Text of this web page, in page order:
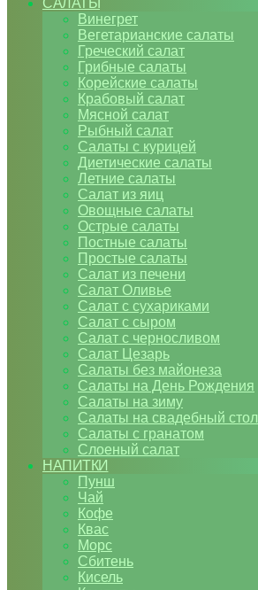
САЛАТЫ
Винегрет
Вегетарианские салаты
Греческий салат
Грибные салаты
Корейские салаты
Крабовый салат
Мясной салат
Рыбный салат
Салаты с курицей
Диетические салаты
Летние салаты
Салат из яиц
Овощные салаты
Острые салаты
Постные салаты
Простые салаты
Салат из печени
Салат Оливье
Салат с сухариками
Салат с сыром
Салат с черносливом
Салат Цезарь
Салаты без майонеза
Салаты на День Рождения
Салаты на зиму
Салаты на свадебный стол
Салаты с гранатом
Слоеный салат
НАПИТКИ
Пунш
Чай
Кофе
Квас
Морс
Сбитень
Кисель